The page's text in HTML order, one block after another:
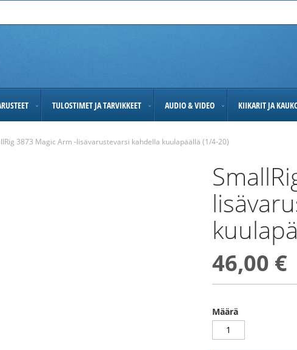
TULOSTIMET JA TARVIKKEET AUDIO & VIDEO KIIKARIT JA
3873 Magic Arm -lisävarustevarsi kahdella kuulapäällä (1/4-20)
46,00 €
Määrä